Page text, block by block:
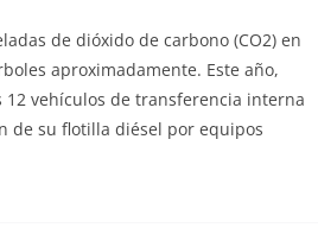
de dióxido de carbono (CO2) en
aproximadamente. Este año,
vehículos de transferencia interna
de su flotilla diésel por equipos